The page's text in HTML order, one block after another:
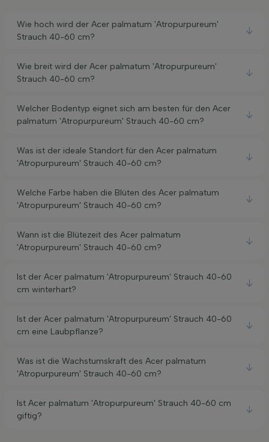
Wie hoch wird der Acer palmatum 'Atropurpureum'
Strauch 40-60 cm?
Wie breit wird der Acer palmatum 'Atropurpureum'
Strauch 40-60 cm?
Welcher Bodentyp eignet sich am besten für den Acer
palmatum 'Atropurpureum' Strauch 40-60 cm?
Was ist der ideale Standort für den Acer palmatum
'Atropurpureum' Strauch 40-60 cm?
Welche Farbe haben die Blüten des Acer palmatum
'Atropurpureum' Strauch 40-60 cm?
Wann ist die Blütezeit des Acer palmatum
'Atropurpureum' Strauch 40-60 cm?
Ist der Acer palmatum 'Atropurpureum' Strauch 40-60
cm winterhart?
Ist der Acer palmatum 'Atropurpureum' Strauch 40-60
cm eine Laubpflanze?
Was ist die Wachstumskraft des Acer palmatum
'Atropurpureum' Strauch 40-60 cm?
Ist Acer palmatum 'Atropurpureum' Strauch 40-60 cm
giftig?